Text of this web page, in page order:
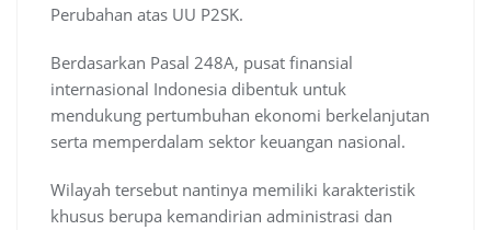
Perubahan atas UU P2SK.
Berdasarkan Pasal 248A, pusat finansial
internasional Indonesia dibentuk untuk
mendukung pertumbuhan ekonomi berkelanjutan
serta memperdalam sektor keuangan nasional.
Wilayah tersebut nantinya memiliki karakteristik
khusus berupa kemandirian administrasi dan